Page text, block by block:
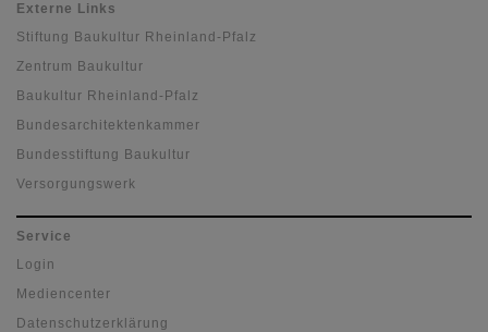
Externe Links
Stiftung Baukultur Rheinland-Pfalz
Zentrum Baukultur
Baukultur Rheinland-Pfalz
Bundesarchitektenkammer
Bundesstiftung Baukultur
Versorgungswerk
Service
Login
Mediencenter
Datenschutzerklärung